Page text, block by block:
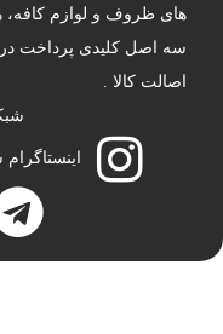
های ظروف و لوازم کافه،
سه اصل کلیدی پرداخت
اصالت کالا .
اینستاگرام